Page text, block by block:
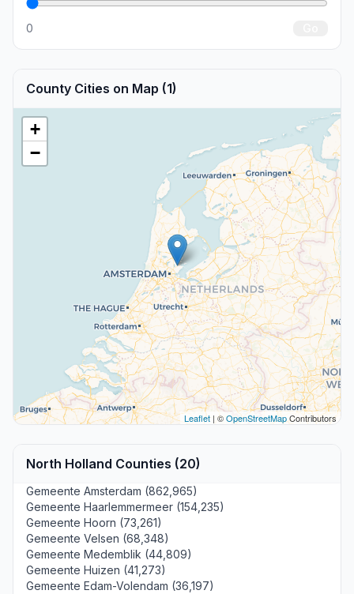
0
County Cities on Map (1)
+
−
Leaflet | ©OpenStreetMapContributors
North Holland Counties (20)
Gemeente Amsterdam (862,965)
Gemeente Haarlemmermeer (154,235)
Gemeente Hoorn (73,261)
Gemeente Velsen (68,348)
Gemeente Medemblik (44,809)
Gemeente Huizen (41,273)
Gemeente Edam-Volendam (36,197)